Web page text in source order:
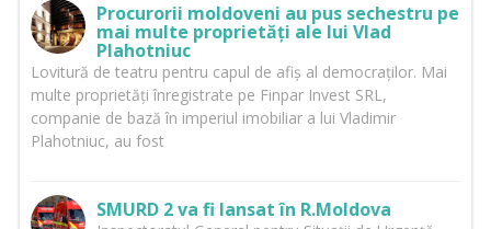
Procurorii moldoveni au pus sechestru pe
mai multe proprietăți ale lui Vlad
Plahotniuc
Lovitură de teatru pentru capul de afiș al democraților. Mai
multe proprietăți înregistrate pe Finpar Invest SRL,
companie de bază în imperiul imobiliar a lui Vladimir
Plahotniuc, au fost
SMURD 2 va fi lansat în R.Moldova